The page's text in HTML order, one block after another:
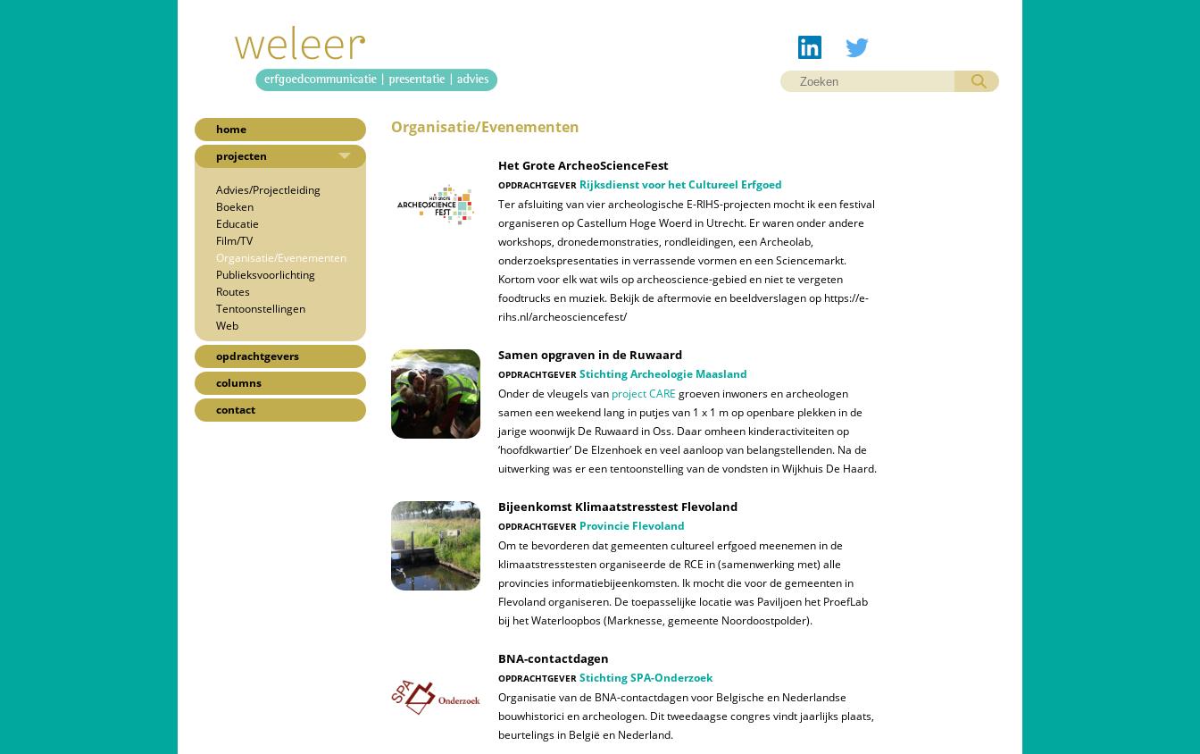
home
projecten
Advies/Projectleiding
Boeken
Educatie
Film/TV
Organisatie/Evenementen
Publieksvoorlichting
Routes
Tentoonstellingen
Web
opdrachtgevers
columns
contact
Organisatie/Evenementen
Het Grote ArcheoScienceFest
OPDRACHTGEVER Rijksdienst voor het Cultureel Erfgoed
Ter afsluiting van vier archeologische E-RIHS-projecten mocht ik een festival
organiseren op Castellum Hoge Woerd in Utrecht. Er waren onder andere
workshops, dronedemonstraties, rondleidingen, een Archeolab,
onderzoekspresentaties in verrassende vormen en een Sciencemarkt.
Kortom voor elk wat wils op archeoscience-gebied en niet te vergeten
foodtrucks en muziek. Bekijk de aftermovie en beeldverslagen op https://e-
rihs.nl/archeosciencefest/
Samen opgraven in de Ruwaard
OPDRACHTGEVER Stichting Archeologie Maasland
Onder de vleugels van project CARE groeven inwoners en archeologen
samen een weekend lang in putjes van 1 x 1 m op openbare plekken in de
jarige woonwijk De Ruwaard in Oss. Daar omheen kinderactiviteiten op
‘hoofdkwartier’ De Elzenhoek en veel aanloop van belangstellenden. Na de
uitwerking was er een tentoonstelling van de vondsten in Wijkhuis De Haard.
Bijeenkomst Klimaatstresstest Flevoland
OPDRACHTGEVER Provincie Flevoland
Om te bevorderen dat gemeenten cultureel erfgoed meenemen in de
klimaatstresstesten organiseerde de RCE in (samenwerking met) alle
provincies informatiebijeenkomsten. Ik mocht die voor de gemeenten in
Flevoland organiseren. De toepasselijke locatie was Paviljoen het ProefLab
bij het Waterloopbos (Marknesse, gemeente Noordoostpolder).
BNA-contactdagen
OPDRACHTGEVER Stichting SPA-Onderzoek
Organisatie van de BNA-contactdagen voor Belgische en Nederlandse
bouwhistorici en archeologen. Dit tweedaagse congres vindt jaarlijks plaats,
beurtelings in België en Nederland.